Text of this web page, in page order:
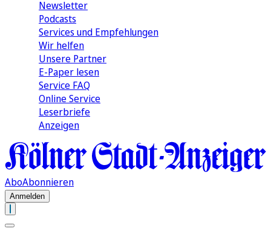
Newsletter
Podcasts
Services und Empfehlungen
Wir helfen
Unsere Partner
E-Paper lesen
Service FAQ
Online Service
Leserbriefe
Anzeigen
AboAbonnieren
Anmelden